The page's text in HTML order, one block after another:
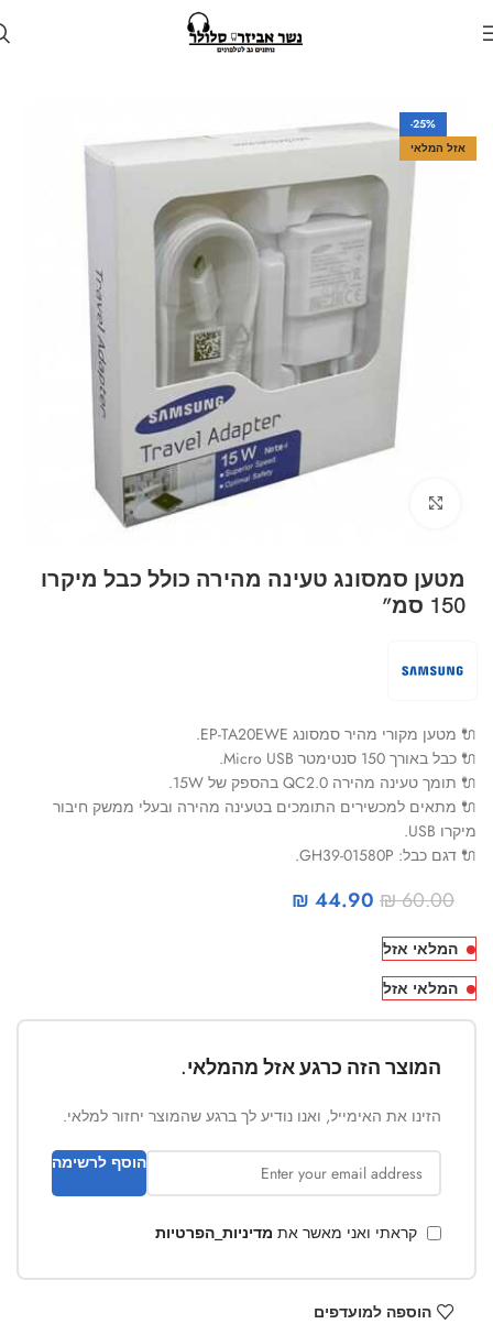
מטען קיר
-25%
אזל המלאי
מטען סמסונג טעינה מהירה כולל כבל מיקרו
150 סמ”
🔌 מטען מקורי מהיר סמסונג EP-TA20EWE.
🔌 כבל באורך 150 סנטימטר Micro USB.
🔌 תומך טעינה מהירה QC2.0 בהספק של 15W.
🔌 מתאים למכשירים התומכים בטעינה מהירה ובעלי ממשק חיבור
מיקרו USB.
🔌 דגם כבל: GH39-01580P.
₪60.00
₪ 44.90
המלאי אזל
המלאי אזל
המוצר הזה כרגע אזל מהמלאי.
הזינו את האימייל, ואנו נודיע לך ברגע שהמוצר יחזור למלאי.
הוסף לרשימה
קראתי ואני מאשר את מדיניות_הפרטיות
הוספה למועדפים